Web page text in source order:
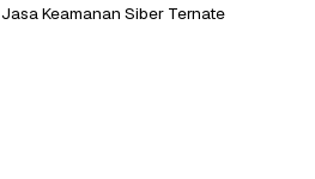
Jasa Keamanan Siber Ternate